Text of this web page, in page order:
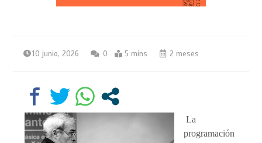
10 junio, 2026 0 5 mins 2 meses
La
programación